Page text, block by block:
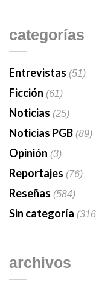
categorías
Entrevistas (51)
Ficción (61)
Noticias (25)
Noticias PGB(89)
Opinión (3)
Reportajes (76)
Reseñas (584)
Sin categoría
archivos